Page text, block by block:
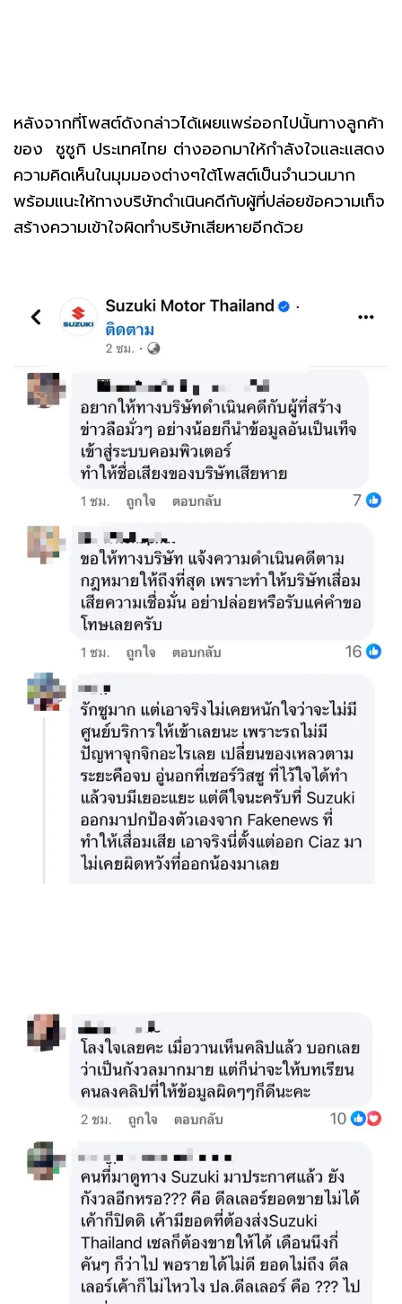
หลังจากที่โพสต์ดังกล่าวได้เผยแพร่ออกไปนั้นทางลูกค้า
ของ ซูซูกิ ประเทศไทย ต่างออกมาให้กำลังใจและแสดง
ความคิดเห็นในมุมมองต่างๆใต้โพสต์เป็นจำนวนมาก
พร้อมแนะให้ทางบริษัทดำเนินคดีกับผู้ที่ปล่อยข้อความเท็จ
สร้างความเข้าใจผิดทำบริษัทเสียหายอีกด้วย